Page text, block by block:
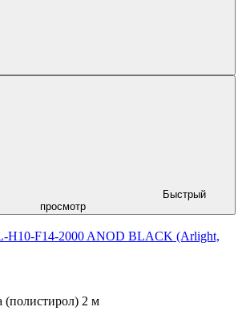
Быстрый
просмотр
H10-F14-2000 ANOD BLACK (Arlight,
(полистирол) 2 м